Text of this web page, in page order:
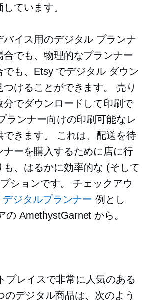
ています。
バイス用のデジタル プランナ
合でも、物理的なプランナー
でも、Etsy でデジタル ダウン
つけることができます。 売り
分でダウンロードして印刷で
ランナー向けの印刷可能なレ
できます。 これは、配送を待
ナーを購入するために店に行
も、はるかに効率的な (そして
ションです。 チェックアウ
デジタルプランナー 例とし
の AmethystGarnet から。
プレイスで非常に人気のある
のデジタル商品は、次のよう